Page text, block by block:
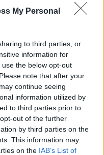
My Personal
to third parties, or
information for
the below opt-out
note that after your
continue seeing
information utilized by
to third parties prior to
out of the further
by third parties on the
This information may
on the IAB’s List of
με
τα